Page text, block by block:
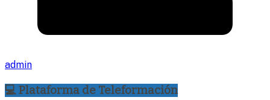
admin
💻 Plataforma de Teleformación